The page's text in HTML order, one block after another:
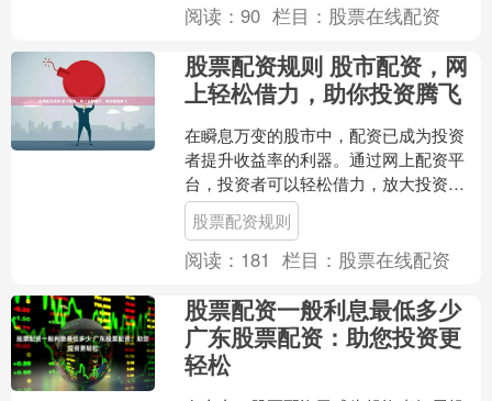
阅读：90 栏目： 股票在线配资
股票配资规则 股市配资，网
上轻松借力，助你投资腾飞
在瞬息万变的股市中，配资已成为投资
者提升收益率的利器。通过网上配资平
台，投资者可以轻松借力，放大投资资
金，实现投资腾飞。 选择正规的配资平
台是首要任务。正规平台....
股票配资规则
阅读： 181 栏目： 股票在线配资
股票配资一般利息最低多少
广东股票配资：助您投资更
轻松